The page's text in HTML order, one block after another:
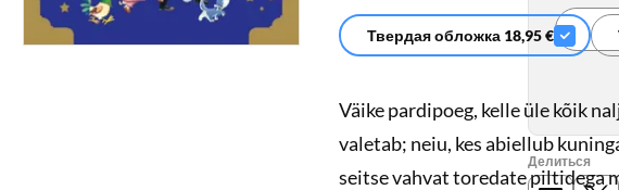
Твердая обложка 18,95 €
Väike pardipoeg, kelle üle kõik
valetab; neiu, kes abiellub
seitse vahvat toredate piltidega
Делиться